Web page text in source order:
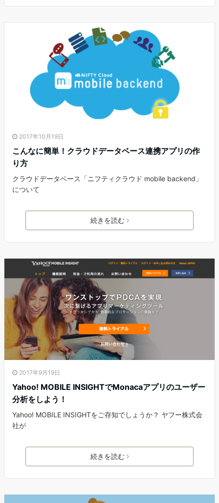
2017年10月19日
こんなに簡単！クラウドデータベース連携アプリの作
り方
クラウドデータベース「ニフティクラウド mobile backend」
について
続きを読む
2017年9月19日
Yahoo! MOBILE INSIGHTでMonacaアプリのユーザー
分析をしよう！
Yahoo! MOBILE INSIGHTをご存知でしょうか？ ヤフー株式会
社が
続きを読む